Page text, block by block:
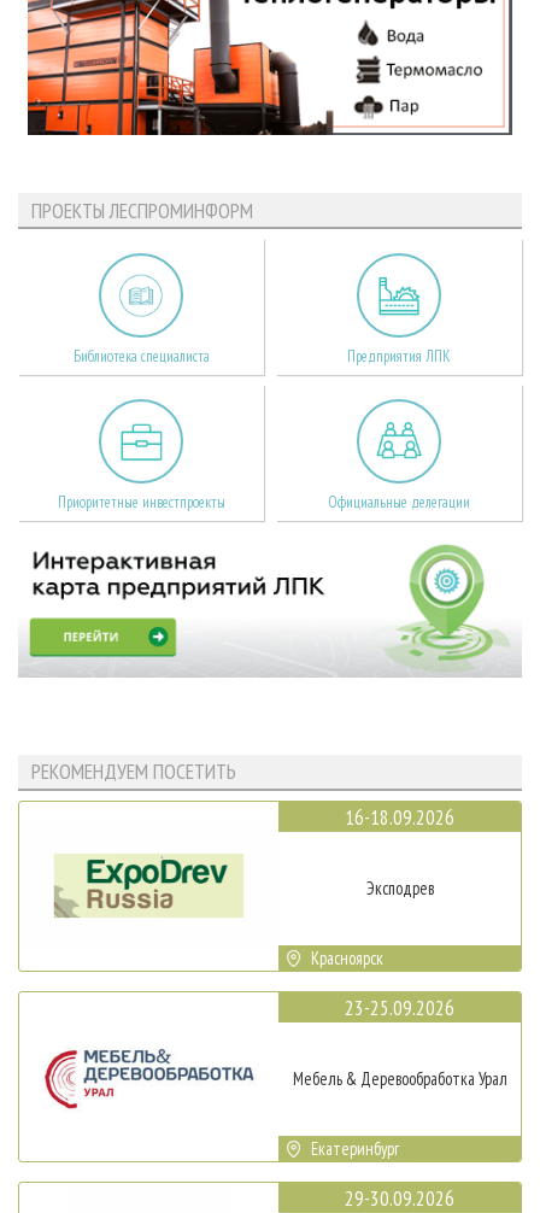
ПРОЕКТЫ ЛЕСПРОМИНФОРМ
Библиотека специалиста Предприятия ЛПК
Приоритетные инвестпроекты Официальные делегации
РЕКОМЕНДУЕМ ПОСЕТИТЬ
16-18.09.2026
Эксподрев
Красноярск
23-25.09.2026
Мебель & Деревообработка Урал
Екатеринбург
29-30.09.2026